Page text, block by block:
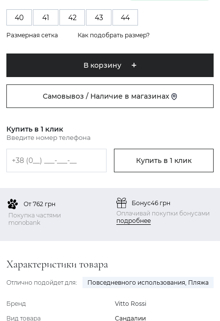
40 41 42 43 44
Размерная сетка Как подобрать размер?
В корзину
Самовывоз / Наличие в магазинах
Купить в 1 клик
Введите номер телефона
Купить в 1 клик
От 762 грн
Покупка частями
monobank
Бонус46 грн
Оплачивай покупки бонусами
подробнее
Характеристики товара
Отлично подойдет для: Повседневного использования, Пляжа
Бренд
Vitto Rossi
Вид товара
Сандалии